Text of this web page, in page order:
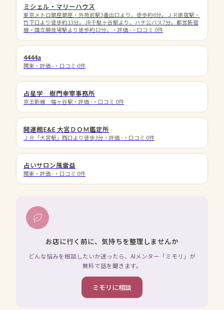
ミシェル・マリーハウス
東京メトロ銀座銀座・外苑前駅3番出口より、徒歩約6分。ＪＲ原宿駅・
竹下口より徒歩約13分。JR千駄ヶ谷駅より、ハチ公バス7分。都営新宿
線・国立競技場駅より徒歩約12分。
・評価 - ・口コミ 0件
4444a
関東 ・評価 - ・口コミ 0件
占星学 樹門幸宰事務所
京王新線 幅ヶ谷駅 ・評価 - ・口コミ 0件
開運館E&E 大宮ＤＯＭ鑑定所
ＪＲ「大宮駅」西口より徒歩3分 ・評価 - ・口コミ 0件
占いサロン風雷益
関東 ・評価 - ・口コミ 0件
お店に行く前に、気持ちを整理しませんか
どんな悩みを相談したいか迷ったら、AIメンター「ミモリ」が
無料で話を聞きます。
ミモリに相談